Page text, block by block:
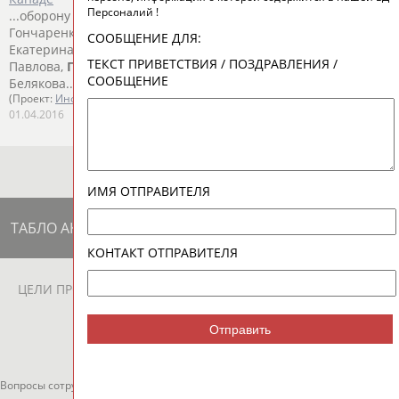
...оборону Галина Скиба, вторую составили Ангелина
Гончаренко иНина Пирогова, капитан Анна Щукина и
Екатерина Николаева... ...– Шибанова. Сосина – Бурина –
Павлова, Пирогова– Гончаренко. Митрофанова –
Белякова...
(Проект: Информационное агентство СТАДИОН)
01.04.2016
ТАБЛО АКТИВНОСТИ
ЦЕЛИ ПРОЕКТА
Вопросы сотрудничества и совместной деятельности
Персоналий !
СООБЩЕНИЕ ДЛЯ:
ТЕКСТ ПРИВЕТСТВИЯ / ПОЗДРАВЛЕНИЯ /
СООБЩЕНИЕ
ИМЯ ОТПРАВИТЕЛЯ
КОНТАКТ ОТПРАВИТЕЛЯ
Отправить